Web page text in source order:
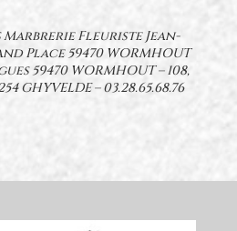
Marbrerie Fleuriste Jean-
Place 59470 WORMHOUT
59470 WORMHOUT – 108,
GHYVELDE –03.28.65.68.76